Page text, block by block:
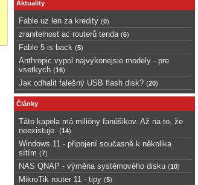
Aktuality
Fable uz len za kredity (0)
zranitelnost ac routerů tenda (6)
Fable 5 is back (5)
Anthropic vypol najvykonejsie modely - pre
vsetkych (16)
Jak odhalit falešný USB flash disk? (20)
Články
Táto kapela má milióny fanúšikov. Až na to, že
neexistuje.
(14)
Windows 11 - připojení současně k několika
sítím (7)
NAS QNAP - výměna systémového disku (10)
MikroTik router 11 - tipy (5)